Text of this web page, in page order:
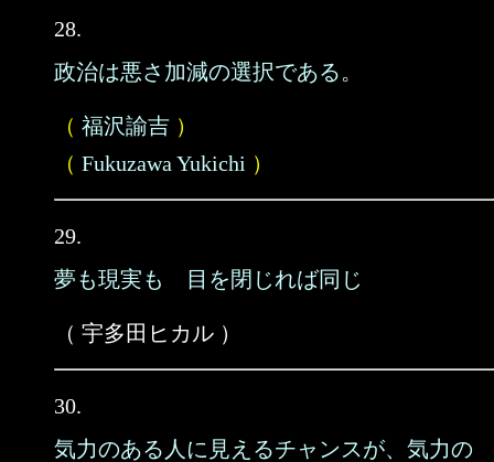
28.
政治は悪さ加減の選択である。
（ 福沢諭吉 ）
（ Fukuzawa Yukichi ）
29.
夢も現実も 目を閉じれば同じ
（ 宇多田ヒカル ）
30.
気力のある人に見えるチャンスが、気力の